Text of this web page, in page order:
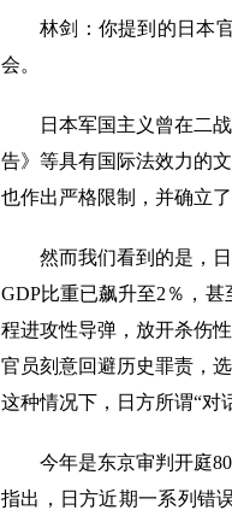
林剑：你提到的日本
会。
日本军国主义曾在二
告》等具有国际法效力的
也作出严格限制，并确立
然而我们看到的是，
GDP比重已飙升至2％，
程进攻性导弹，放开杀伤
官员刻意回避历史罪责，
这种情况下，日方所谓“对
今年是东京审判开庭
指出，日方近期一系列错